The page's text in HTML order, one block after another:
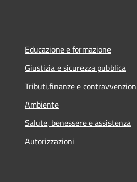
Educazione e formazione
Giustizia e sicurezza pubblica
Tributi,finanze e
Ambiente
Salute, benessere e assistenza
Autorizzazioni